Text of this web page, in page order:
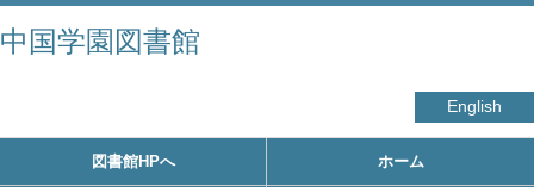
中国学園図書館
English
図書館HPへ ホーム